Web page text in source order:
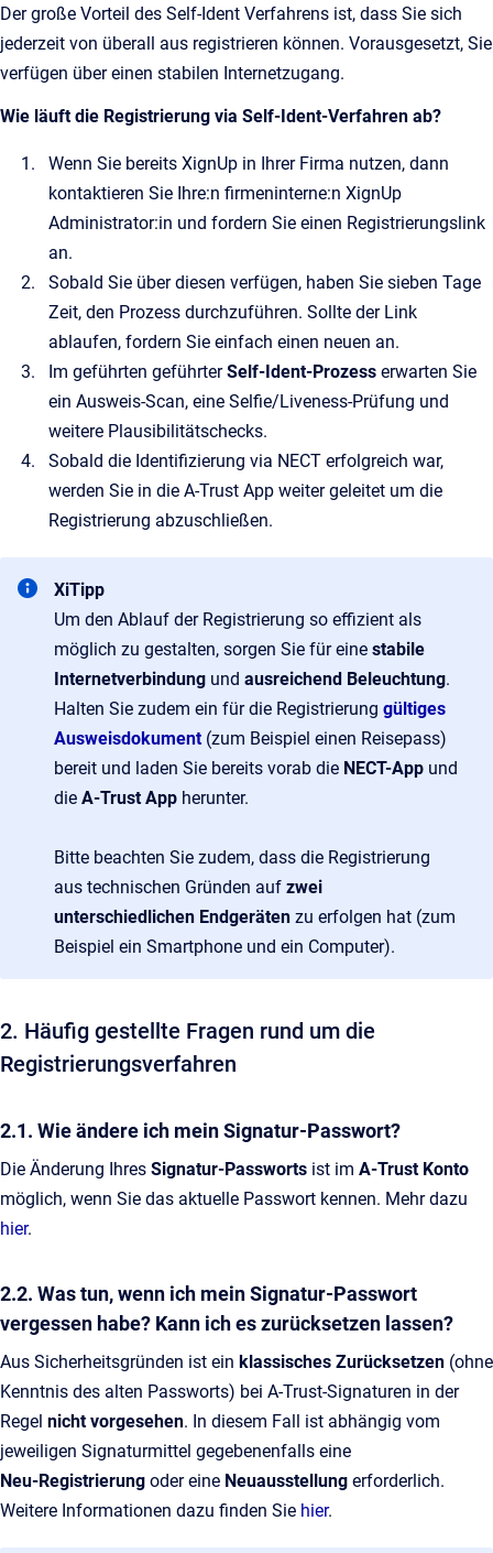
Der große Vorteil des Self-Ident Verfahrens ist, dass Sie sich
jederzeit von überall aus registrieren können. Vorausgesetzt, Sie
verfügen über einen stabilen Internetzugang.
Wie läuft die Registrierung via Self-Ident-Verfahren ab?
Wenn Sie bereits XignUp in Ihrer Firma nutzen, dann
kontaktieren Sie Ihre:n firmeninterne:n XignUp
Administrator:in und fordern Sie einen Registrierungslink
an.
Sobald Sie über diesen verfügen, haben Sie sieben Tage
Zeit, den Prozess durchzuführen. Sollte der Link
ablaufen, fordern Sie einfach einen neuen an.
Im geführten geführterSelf‑Ident‑Prozess erwarten Sie
ein Ausweis‑Scan, eine Selfie/Liveness‑Prüfung und
weitere Plausibilitätschecks.
Sobald die Identifizierung via NECT erfolgreich war,
werden Sie in die A-Trust App weiter geleitet um die
Registrierung abzuschließen.
XiTipp
Um den Ablauf der Registrierung so effizient als
möglich zu gestalten, sorgen Sie für eine stabile
Internetverbindung und ausreichend Beleuchtung.
Halten Sie zudem ein für die Registrierung gültiges
Ausweisdokument (zum Beispiel einen Reisepass)
bereit und laden Sie bereits vorab die NECT-App und
die A-Trust App herunter.
Bitte beachten Sie zudem, dass die Registrierung
aus technischen Gründen auf zwei
unterschiedlichen Endgeräten zu erfolgen hat (zum
Beispiel ein Smartphone und ein Computer).
2. Häufig gestellte Fragen rund um die
Registrierungsverfahren
2.1. Wie ändere ich mein Signatur-Passwort?
Die Änderung Ihres Signatur‑Passworts ist im A‑Trust Konto
möglich, wenn Sie das aktuelle Passwort kennen. Mehr dazu
hier.
2.2. Was tun, wenn ich mein Signatur-Passwort
vergessen habe? Kann ich es zurücksetzen lassen?
Aus Sicherheitsgründen ist ein klassisches Zurücksetzen (ohne
Kenntnis des alten Passworts) bei A‑Trust‑Signaturen in der
Regel nicht vorgesehen. In diesem Fall ist abhängig vom
jeweiligen Signaturmittel gegebenenfalls eine
Neu‑Registrierung oder eine Neuausstellung erforderlich.
Weitere Informationen dazu finden Sie hier.